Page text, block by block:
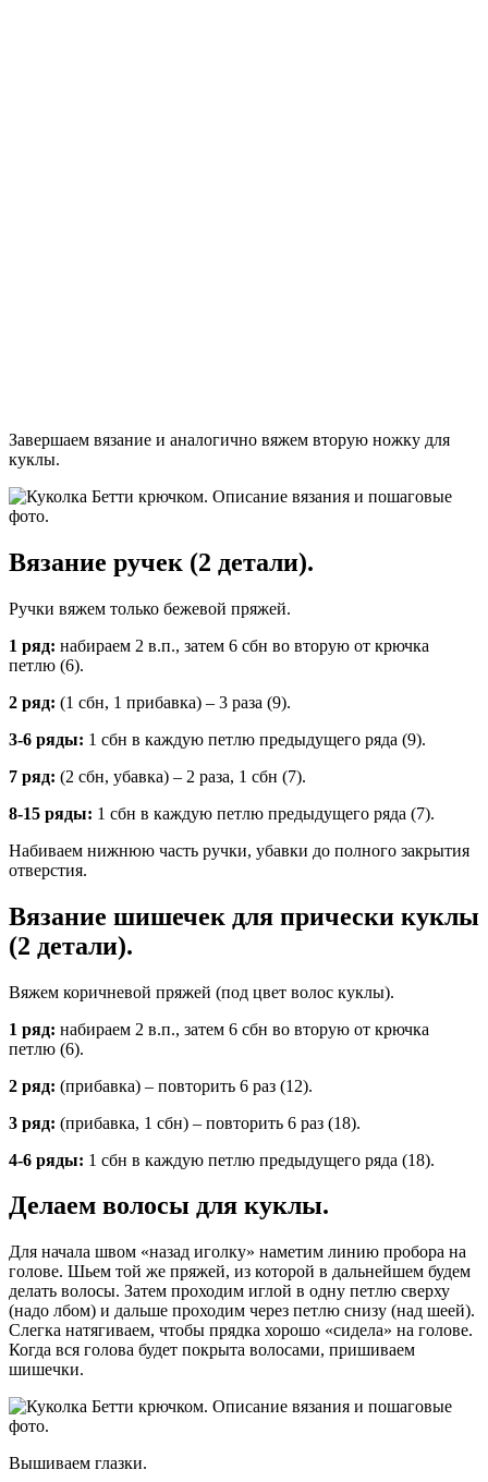
Завершаем вязание и аналогично вяжем вторую ножку для
куклы.
Вязание ручек (2 детали).
Ручки вяжем только бежевой пряжей.
1 ряд: набираем 2 в.п., затем 6 сбн во вторую от крючка
петлю (6).
2 ряд: (1 сбн, 1 прибавка) – 3 раза (9).
3-6 ряды: 1 сбн в каждую петлю предыдущего ряда (9).
7 ряд: (2 сбн, убавка) – 2 раза, 1 сбн (7).
8-15 ряды: 1 сбн в каждую петлю предыдущего ряда (7).
Набиваем нижнюю часть ручки, убавки до полного закрытия
отверстия.
Вязание шишечек для прически куклы
(2 детали).
Вяжем коричневой пряжей (под цвет волос куклы).
1 ряд: набираем 2 в.п., затем 6 сбн во вторую от крючка
петлю (6).
2 ряд: (прибавка) – повторить 6 раз (12).
3 ряд: (прибавка, 1 сбн) – повторить 6 раз (18).
4-6 ряды: 1 сбн в каждую петлю предыдущего ряда (18).
Делаем волосы для куклы.
Для начала швом «назад иголку» наметим линию пробора на
голове. Шьем той же пряжей, из которой в дальнейшем будем
делать волосы. Затем проходим иглой в одну петлю сверху
(надо лбом) и дальше проходим через петлю снизу (над шеей).
Слегка натягиваем, чтобы прядка хорошо «сидела» на голове.
Когда вся голова будет покрыта волосами, пришиваем
шишечки.
Вышиваем глазки.